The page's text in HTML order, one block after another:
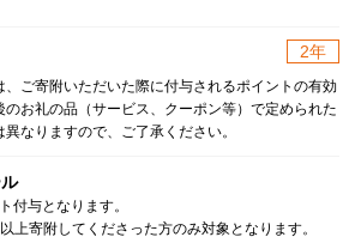
2年
、ご寄附いただいた際に付与されるポイントの有効
お礼の品（サービス、クーポン等）で定められた
なりますので、ご了承ください。
付与となります。
上寄附してくださった方のみ対象となります。